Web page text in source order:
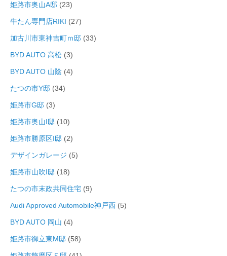
姫路市奥山A邸 (23)
牛たん専門店RIKI (27)
加古川市東神吉町ｍ邸 (33)
BYD AUTO 高松 (3)
BYD AUTO 山陰 (4)
たつの市Y邸 (34)
姫路市G邸 (3)
姫路市奥山I邸 (10)
姫路市勝原区I邸 (2)
デザインガレージ (5)
姫路市山吹I邸 (18)
たつの市末政共同住宅 (9)
Audi Approved Automobile神戸西 (5)
BYD AUTO 岡山 (4)
姫路市御立東M邸 (58)